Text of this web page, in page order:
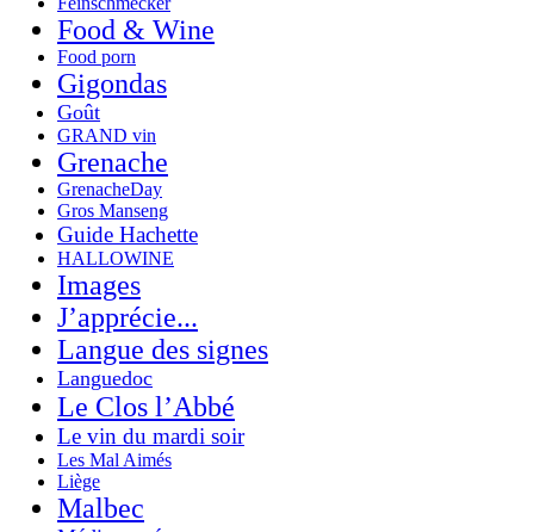
Food & Wine
Food porn
Gigondas
Goût
GRAND vin
Grenache
GrenacheDay
Gros Manseng
Guide Hachette
HALLOWINE
Images
J’apprécie...
Langue des signes
Languedoc
Le Clos l’Abbé
Le vin du mardi soir
Les Mal Aimés
Liège
Malbec